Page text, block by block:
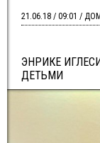
ЭНРИКЕ
ДЕТЬМИ
21.06.18 / 09:01 /